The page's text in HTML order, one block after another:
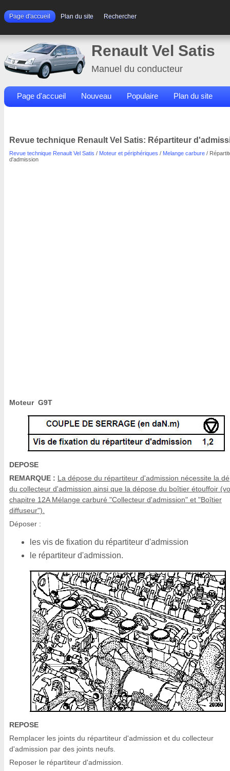
Page d'accueil Plan du site Rechercher
Renault Vel Satis
Manuel du conducteur
Page d'accueil Nouveau Populaire Plan du site
Revue technique Renault Vel Satis: Répartiteur
Revue technique Renault Vel Satis / Moteur et périphériques / Melange carbure /
d'admission
Moteur G9T
DEPOSE
REMARQUE : La dépose du répartiteur d'admission nécessite la
du collecteur d'admission ainsi que la dépose du boîtier étouffoir
chapitre 12A Mélange carburé "Collecteur d'admission" et "Boîtier
diffuseur").
Déposer :
les vis de fixation du répartiteur d'admission
le répartiteur d'admission.
REPOSE
Remplacer les joints du répartiteur d'admission et du collecteur
d'admission par des joints neufs.
Reposer le répartiteur d'admission.